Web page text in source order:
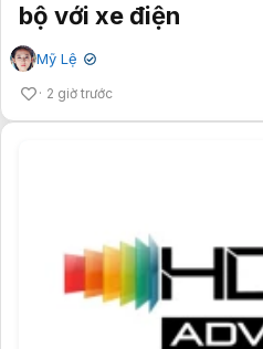
bộ với xe điện
Mỹ Lệ ✔
2 giờ trước